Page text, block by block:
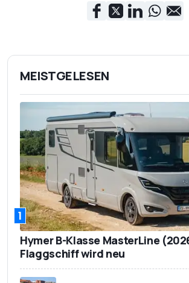
MEISTGELESEN
1
Hymer B-Klasse MasterLine
Flaggschiff wird neu